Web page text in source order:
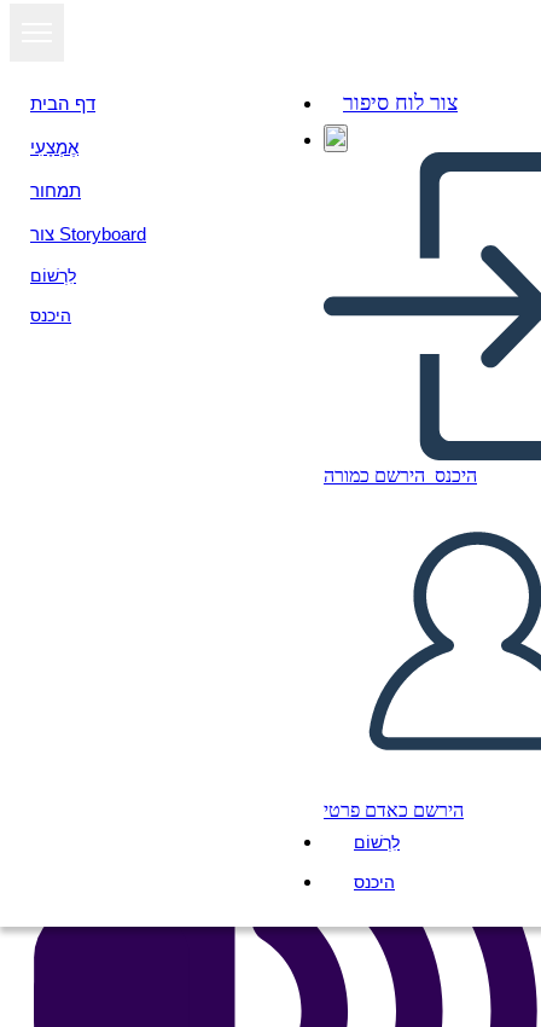
דף הבית
אֶמְצָעִי
תמחור
צור Storyboard
לִרְשׁוֹם
היכנס
צור לוח סיפור
היכנס הירשם כמורה
הירשם כאדם פרטי
לִרְשׁוֹם
היכנס